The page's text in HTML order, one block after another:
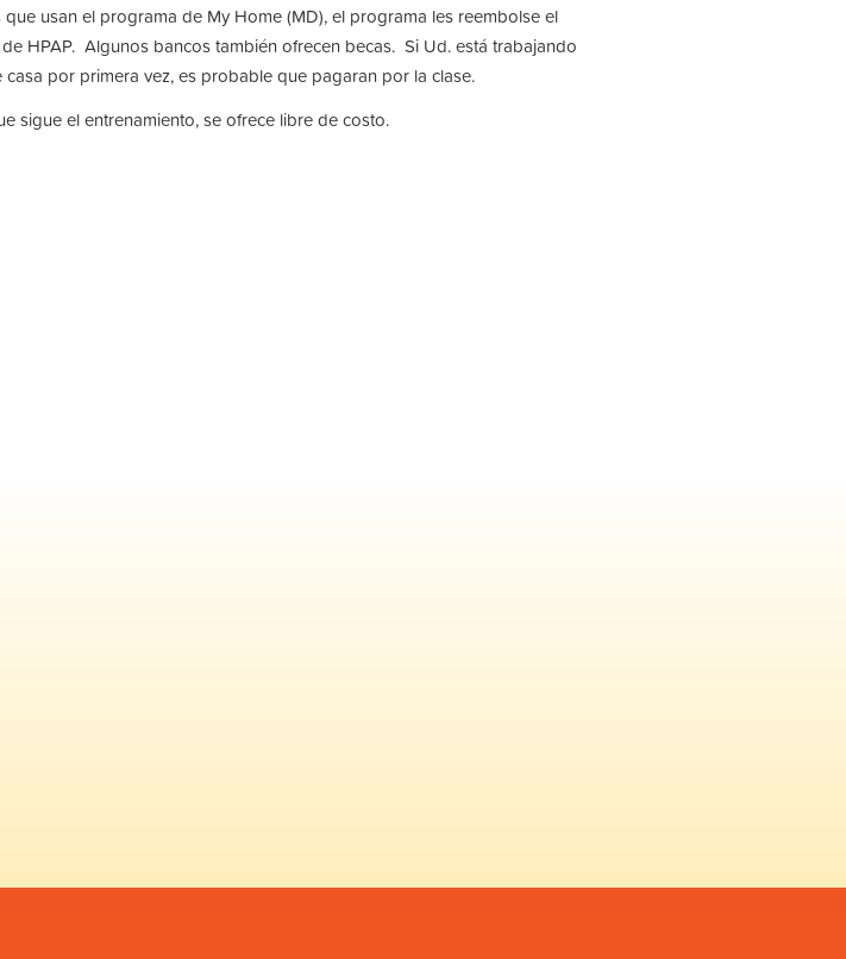
usan el programa de My Home (MD), el programa les reembolse el
HPAP. Algunos bancos también ofrecen becas. Si Ud. está trabajando
por primera vez, es probable que pagaran por la clase.
sigue el entrenamiento, se ofrece libre de costo.